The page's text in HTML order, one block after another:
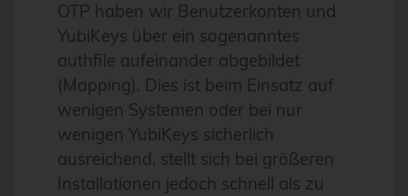
Ansible
Ansible Community Proxmox
Ansible-Modul
AnsibleFest
Antivirus
Apache
OTP haben wir Benutzerkonten und
YubiKeys über ein sogenanntes
authfile aufeinander abgebildet
(Mapping). Dies ist beim Einsatz auf
wenigen Systemen oder bei nur
wenigen YubiKeys sicherlich
ausreichend, stellt sich bei größeren
Installationen jedoch schnell als zu